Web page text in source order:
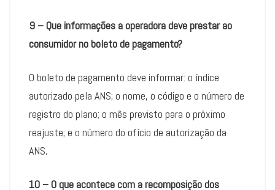
9 – Que informações a operadora deve prestar ao
consumidor no boleto de pagamento?
O boleto de pagamento deve informar: o índice
autorizado pela ANS; o nome, o código e o número de
registro do plano; o mês previsto para o próximo
reajuste; e o número do ofício de autorização da
ANS.
10 – O que acontece com a recomposição dos